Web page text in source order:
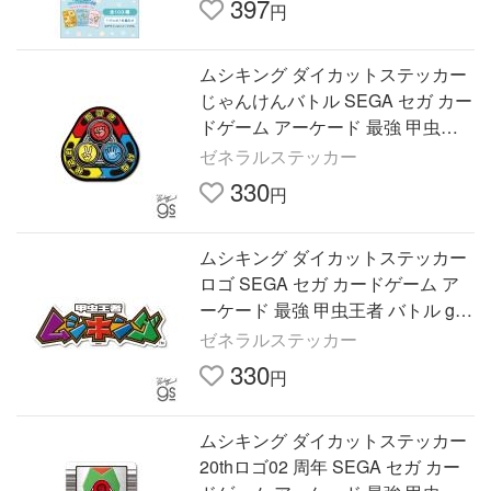
397円
ムシキング ダイカットステッカー
じゃんけんバトル SEGA セガ カー
ドゲーム アーケード 最強 甲虫王
者 バトル gs 公式グッズ MUSHI-0
12
ゼネラルステッカー
330円
ムシキング ダイカットステッカー
ロゴ SEGA セガ カードゲーム ア
ーケード 最強 甲虫王者 バトル gs
公式グッズ MUSHI-004
ゼネラルステッカー
330円
ムシキング ダイカットステッカー
20thロゴ02 周年 SEGA セガ カー